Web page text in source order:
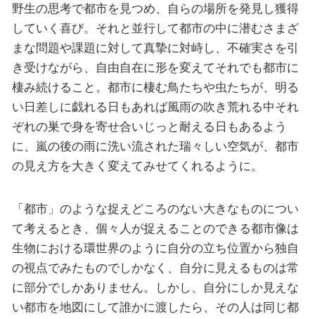
野生の思考で都市を見つめ、自らの場所を発見し獲得
していく喜び。それと並行して都市の中に潜むさまざ
まな問題や課題に対して真摯に対峙し、不確実さを引
き受けながら、自由自在に形を変えてそれでも都市に
棲み続けること。都市に棲む鳥たちや虫たちが、明る
い日差しに戯れる日もあれば風雨の吹き荒れる中それ
ぞれの巣で身を寄せ合いじっと耐える日もあるよう
に、嵐の後の雨に洗い流された瑞々しい空気が、都市
の見え方を大きく変えてみせてくれるように。
「都市」のような捉えどころのない大きなものについ
て考えるとき、個々人が捉えることのできる都市像は
生物における環世界のように自分の立ち位置から独自
の視点でみたものでしかなく、自分に見えるものは常
に部分でしかありません。しかし、自分にしか見えな
い都市を地図にして誰かに渡したら、その人は同じ都